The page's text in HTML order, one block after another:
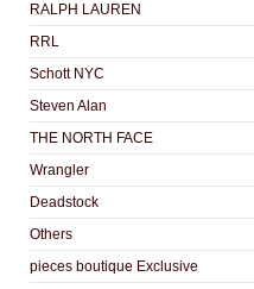
RALPH LAUREN
RRL
Schott NYC
Steven Alan
THE NORTH FACE
Wrangler
Deadstock
Others
pieces boutique Exclusive